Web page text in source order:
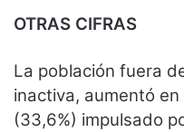
OTRAS CIFRAS
La población fuera
inactiva, aumentó
(33,6%) impulsado